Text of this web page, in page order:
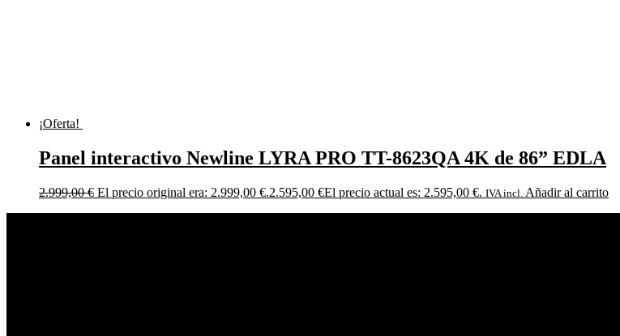
¡Oferta!
Panel interactivo Newline LYRA PRO TT-8623QA 4K de 86” EDLA
2.999,00€ El precio original era: 2.999,00 €.2.595,00 €El precio actual es: 2.595,00 €. IVA incl. Añadir al carrito